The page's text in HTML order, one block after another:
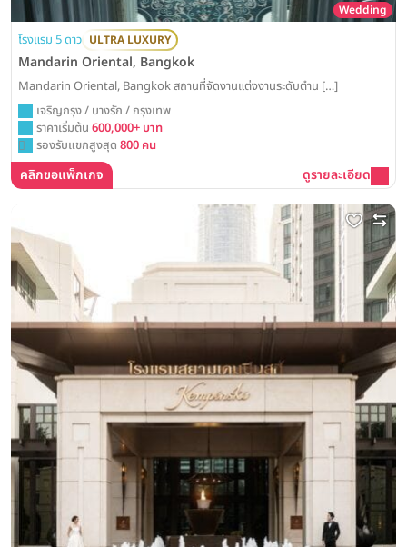
Wedding
โรงแรม 5 ดาว ULTRA LUXURY
Mandarin Oriental, Bangkok
Mandarin Oriental, Bangkok สถานที่จัดงานแต่งงานระดับตำน […]
เจริญกรุง / บางรัก / กรุงเทพ
ราคาเริ่มต้น 600,000+ บาท
รองรับแขกสูงสุด 800 คน
คลิกขอแพ็กเกจ ดูรายละเอียด